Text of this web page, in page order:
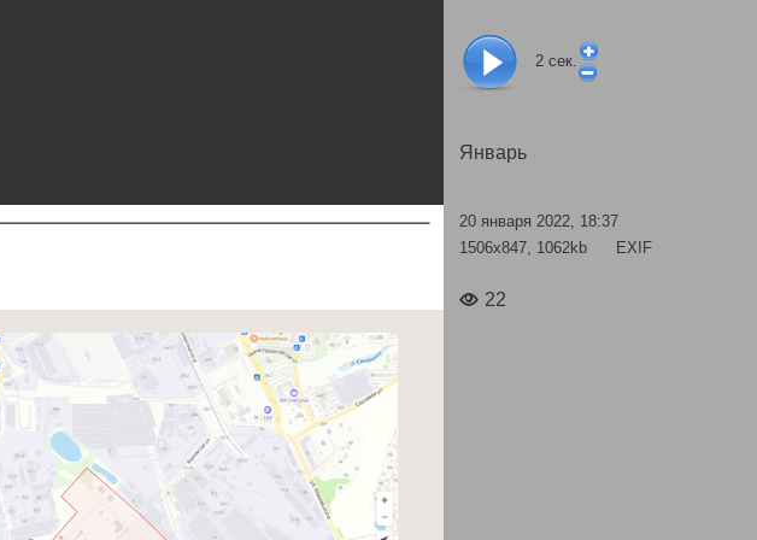
2 сек.
Январь
20 января 2022, 18:37
1506x847, 1062kb
EXIF
22